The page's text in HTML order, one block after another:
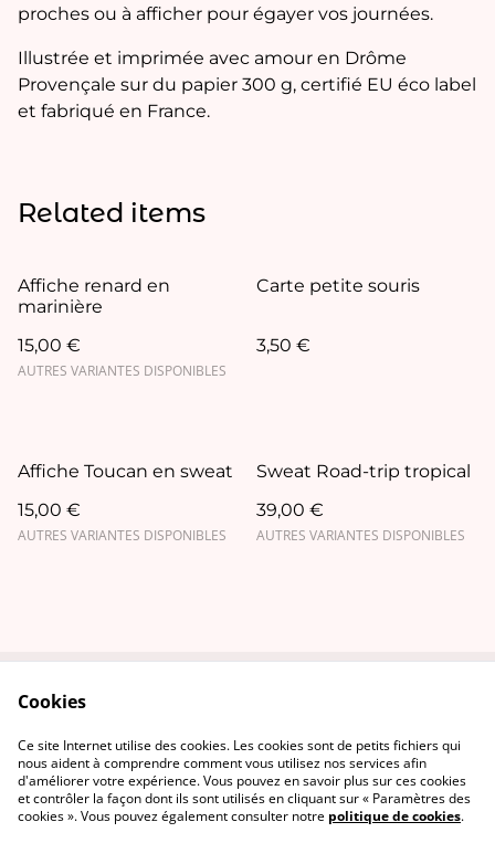
proches ou à afficher pour égayer vos journées.
Illustrée et imprimée avec amour en Drôme
Provençale sur du papier 300 g, certifié EU éco label
et fabriqué en France.
Related items
Affiche renard en
marinière
15,00 €
AUTRES VARIANTES DISPONIBLES
Carte petite souris
3,50 €
Affiche Toucan en sweat
15,00 €
AUTRES VARIANTES DISPONIBLES
Sweat Road-trip tropical
39,00 €
AUTRES VARIANTES DISPONIBLES
Privacy Policy
Cookie Policy
Cookies
Ce site Internet utilise des cookies. Les cookies sont de petits fichiers qui
nous aident à comprendre comment vous utilisez nos services afin
d'améliorer votre expérience. Vous pouvez en savoir plus sur ces cookies
et contrôler la façon dont ils sont utilisés en cliquant sur « Paramètres des
cookies ». Vous pouvez également consulter notre politique de cookies.